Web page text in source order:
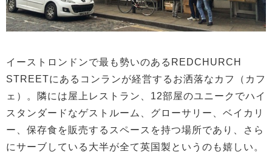
イーストロンドンで最も勢いのあるREDCHURCH
STREETにあるコンランが経営するお洒落なカフ（カフ
ェ）。隣には屋上レストラン、12部屋のユニークでハイ
スタンダードなゲストルーム、グローサリー、ベイカリ
ー、保存食を販売するスペースを持つ場所であり、さら
にサーブしている大半が全て英国製というのも嬉しい。